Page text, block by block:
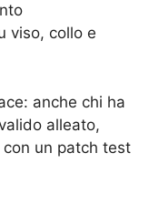
viso, collo e
anche chi ha
alleato,
con un patch test